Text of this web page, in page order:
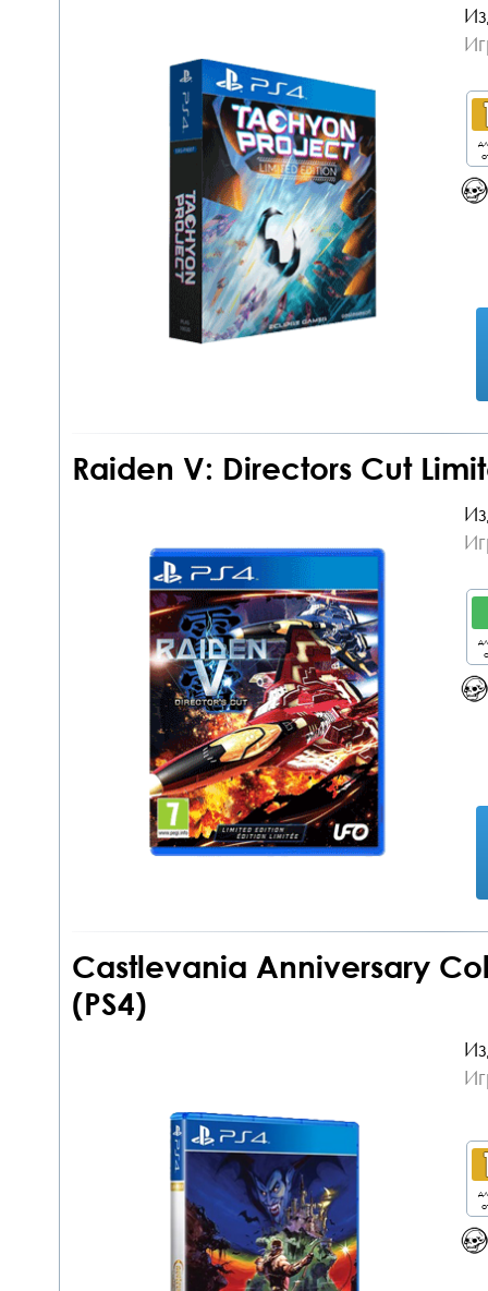
Raiden V: Directors Cut
Castlevania Anniversary
(PS4)